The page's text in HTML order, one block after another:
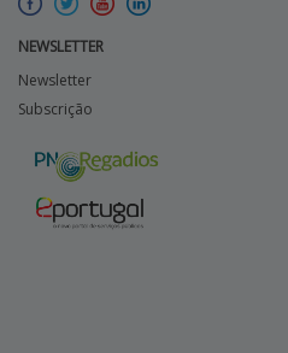
NEWSLETTER
Newsletter
Subscrição